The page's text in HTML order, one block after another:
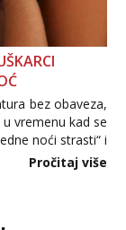
bez obaveza,
vremenu kad se
noći strasti“ i
žene, a što
Pročitaj više